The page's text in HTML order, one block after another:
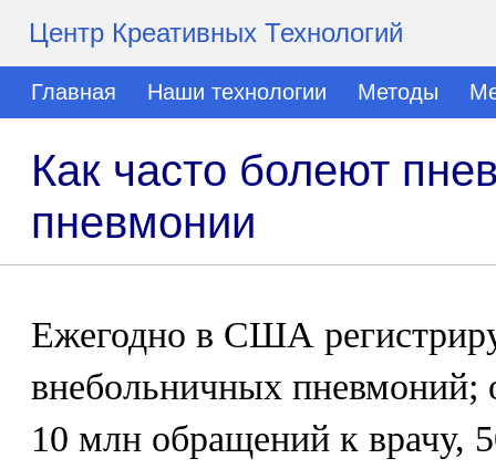
Центр Креативных Технологий
Главная Наши технологии Методы
Как часто болеют
пневмонии
Ежегодно в США
внебольничных пневмоний;
10 млн обращений к врачу,